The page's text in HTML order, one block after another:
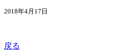
2018年4月17日
戻る